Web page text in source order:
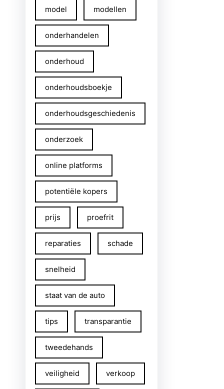
model modellen
onderhandelen
onderhoud
onderhoudsboekje
onderhoudsgeschiedenis
onderzoek
online platforms
potentiële kopers
prijs proefrit
reparaties schade
snelheid
staat van de auto
tips transparantie
tweedehands
veiligheid verkoop